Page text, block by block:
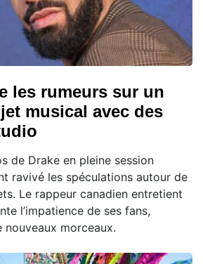
les rumeurs sur un
musical avec des
de Drake en pleine session
ravivé les spéculations autour de
Le rappeur canadien entretient
l’impatience de ses fans,
nouveaux morceaux.